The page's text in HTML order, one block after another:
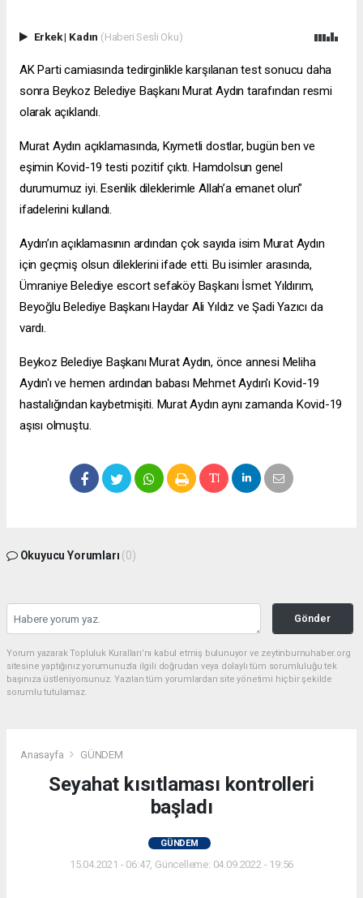
Erkek| Kadın (Haberi Sesli Oku)
AK Parti camiasında tedirginlikle karşılanan test sonucu daha
sonra Beykoz Belediye Başkanı Murat Aydın tarafından resmi
olarak açıklandı.
Murat Aydın açıklamasında, Kıymetli dostlar, bugün ben ve
eşimin Kovid-19 testi pozitif çıktı. Hamdolsun genel
durumumuz iyi. Esenlik dileklerimle Allah’a emanet olun”
ifadelerini kullandı.
Aydın’ın açıklamasının ardından çok sayıda isim Murat Aydın
için geçmiş olsun dileklerini ifade etti. Bu isimler arasında,
Ümraniye Belediye escort sefaköyBaşkanı İsmet Yıldırım,
Beyoğlu Belediye Başkanı Haydar Ali Yıldız ve Şadi Yazıcı da
vardı.
Beykoz Belediye Başkanı Murat Aydın, önce annesi Meliha
Aydın'ı ve hemen ardından babası Mehmet Aydın'ı Kovid-19
hastalığından kaybetmişiti. Murat Aydın aynı zamanda Kovid-19
aşısı olmuştu.
Okuyucu Yorumları (0)
Gönder
Yorum yazarak Topluluk Kuralları’nı kabul etmiş bulunuyor ve zeytinburnuhaber.org
sitesine yaptığınız yorumunuzla ilgili doğrudan veya dolaylı tüm sorumluluğu tek
başınıza üstleniyorsunuz. Yazılan tüm yorumlardan site yönetimi hiçbir şekilde
sorumlu tutulamaz.
Anasayfa GÜNDEM
Seyahat kısıtlaması kontrolleri
başladı
GÜNDEM
15.04.2021 - 06:47, Güncelleme: 04.09.2022 - 19:56